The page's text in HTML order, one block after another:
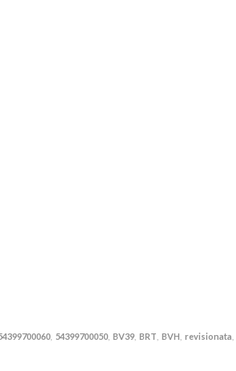
54399700050 BV39 BRT BVH revisionata